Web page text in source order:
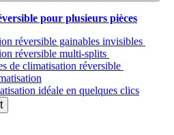
pour plusieurs pièces
réversible gainables invisibles
réversible multi-splits
de climatisation réversible
idéale en quelques clics